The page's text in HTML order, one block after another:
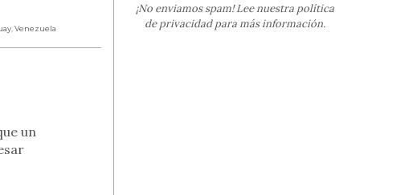
,Venezuela
un
¡No enviamos spam! Lee nuestra política
de privacidadpara más información.